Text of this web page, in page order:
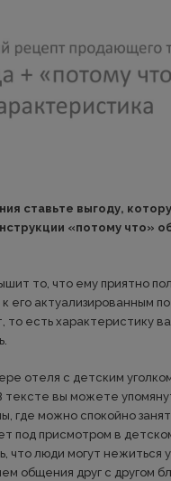
ставьте выгоду,
«потому что»
то, что ему приятно
его актуализированным
то есть характеристику
отеля с детским
вы можете
где можно спокойно
под присмотром в
что люди могут нежиться
общения друг с другом